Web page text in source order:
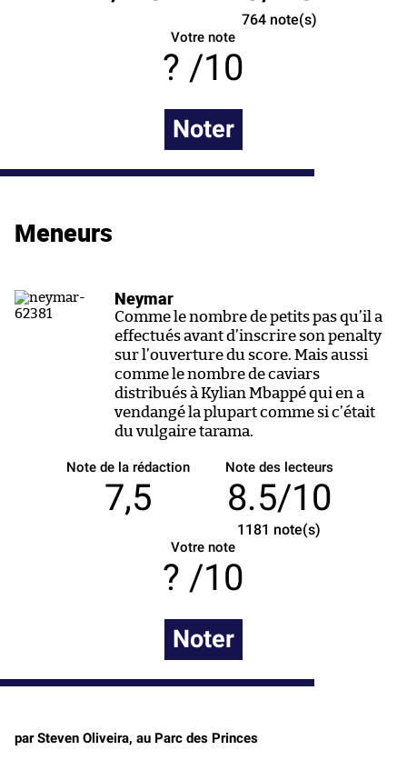
764note(s)
Votre note
/10
Noter
Meneurs
Neymar
Comme le nombre de petits pas qu’il a
effectués avant d’inscrire son penalty
sur l’ouverture du score. Mais aussi
comme le nombre de caviars
distribués à Kylian Mbappé qui en a
vendangé la plupart comme si c’était
du vulgaire tarama.
Note de la rédaction
7,5
Note des lecteurs
8.5/10
1181 note(s)
Votre note
/10
Noter
par Steven Oliveira, au Parc des Princes